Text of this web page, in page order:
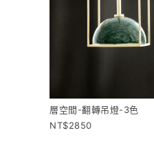
層空間-翻轉吊燈-3色
2850